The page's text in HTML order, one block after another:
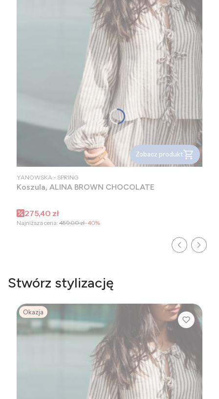
Zobacz produkt
PRODUCENT
YANOWSKA - SPRING
Koszula, ALINA BROWN CHOCOLATE
Cena promocyjna
275,40 zł
Najniższa cena: 459,00 zł-40%
Stwórz stylizację
Okazja